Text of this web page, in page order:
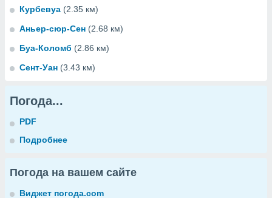
Курбевуа (2.35 км)
Аньер-сюр-Сен (2.68 км)
Буа-Коломб (2.86 км)
Сент-Уан (3.43 км)
Погода...
PDF
Подробнее
Погода на вашем сайте
Виджет погода.com